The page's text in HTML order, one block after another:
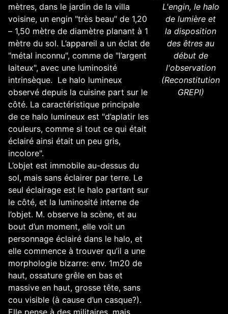
mètres, dans le jardin de la villa
voisine, un engin "très beau" de 1,20
– 1,50 mètre de diamètre planant à 1
mètre du sol. L’appareil a un éclat de
"métal inconnu", comme de "l’argent
laiteux", avec une luminosité
intrinsèque. Le halo lumineux
observé depuis la cuisine part sur le
côté. La caractéristique principale
de ce halo lumineux est "d’aplatir les
couleurs, comme si tout ce qui était
éclairé ainsi était un peu gris,
incolore".
L’objet est immobile au-dessus du
sol, mais sans éclairer par terre. Le
seul éclairage est le halo partant sur
le côté, et la luminosité interne de
l’objet. M. observe la scène, et au
bout d’un moment, elle voit un
personnage éclairé dans le halo, et
elle commence à trouver qu’il a une
morphologie bizarre: env. 1m20 de
haut, ossature grêle en bas et
massive en haut, grosse tête, sans
cou visible (à cause d’un casque?).
Elle pense à des militaires, mais
L'engin, le halo
de lumière et
la disposition
des êtres au
début de
l'observation
(Reconstitution
GREPI)